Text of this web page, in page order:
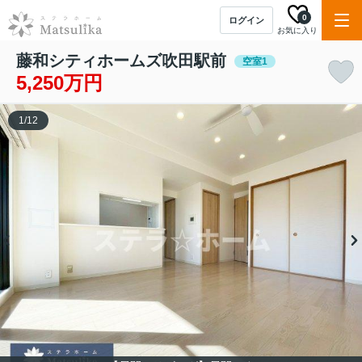
ログイン
お気に入り
0
藤和シティホームズ吹田駅前 空室1
5,250万円
1/12